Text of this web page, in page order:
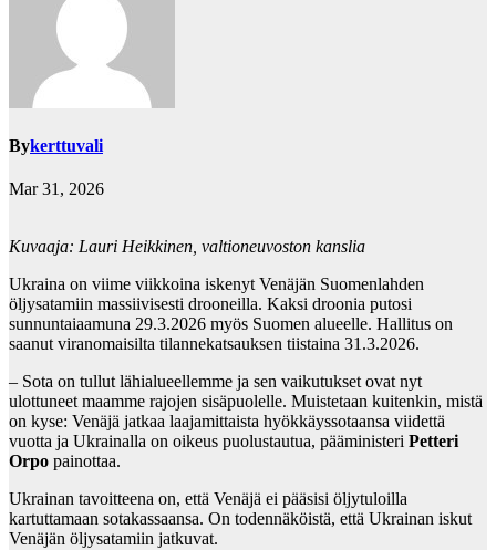
Bykerttuvali
Mar 31, 2026
Kuvaaja: Lauri Heikkinen, valtioneuvoston kanslia
Ukraina on viime viikkoina iskenyt Venäjän Suomenlahden
öljysatamiin massiivisesti drooneilla. Kaksi droonia putosi
sunnuntaiaamuna 29.3.2026 myös Suomen alueelle. Hallitus on
saanut viranomaisilta tilannekatsauksen tiistaina 31.3.2026.
– Sota on tullut lähialueellemme ja sen vaikutukset ovat nyt
ulottuneet maamme rajojen sisäpuolelle. Muistetaan kuitenkin, mistä
on kyse: Venäjä jatkaa laajamittaista hyökkäyssotaansa viidettä
vuotta ja Ukrainalla on oikeus puolustautua, pääministeri Petteri
Orpo painottaa.
Ukrainan tavoitteena on, että Venäjä ei pääsisi öljytuloilla
kartuttamaan sotakassaansa. On todennäköistä, että Ukrainan iskut
Venäjän öljysatamiin jatkuvat.